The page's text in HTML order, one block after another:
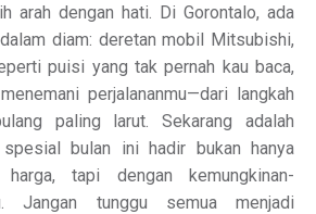
arah dengan hati. Di Gorontalo, ada
diam: deretan mobil Mitsubishi,
puisi yang tak pernah kau baca,
perjalananmu—dari langkah
paling larut. Sekarang adalah
bulan ini hadir bukan hanya
tapi dengan kemungkinan-
Jangan tunggu semua menjadi